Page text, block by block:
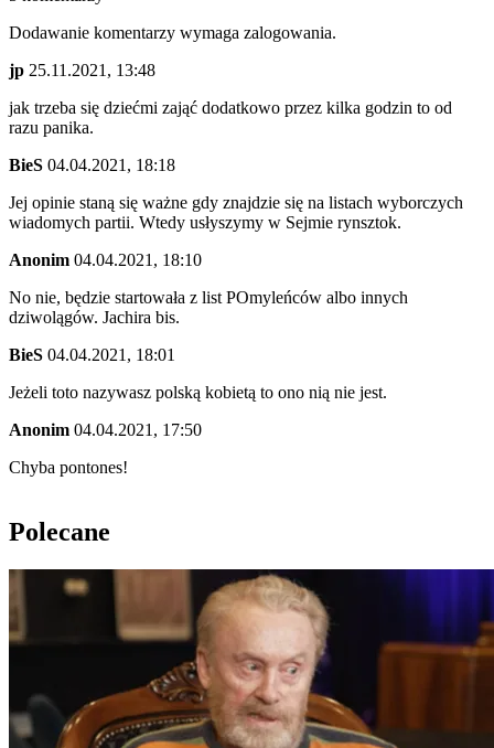
Dodawanie komentarzy wymaga zalogowania.
jp 25.11.2021, 13:48
jak trzeba się dziećmi zająć dodatkowo przez kilka godzin to od
razu panika.
BieS 04.04.2021, 18:18
Jej opinie staną się ważne gdy znajdzie się na listach wyborczych
wiadomych partii. Wtedy usłyszymy w Sejmie rynsztok.
Anonim 04.04.2021, 18:10
No nie, będzie startowała z list POmyleńców albo innych
dziwolągów. Jachira bis.
BieS 04.04.2021, 18:01
Jeżeli toto nazywasz polską kobietą to ono nią nie jest.
Anonim 04.04.2021, 17:50
Chyba pontones!
Polecane